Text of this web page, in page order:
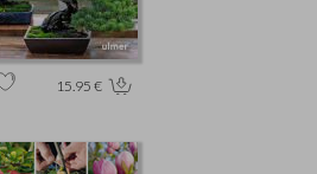
15.95 €